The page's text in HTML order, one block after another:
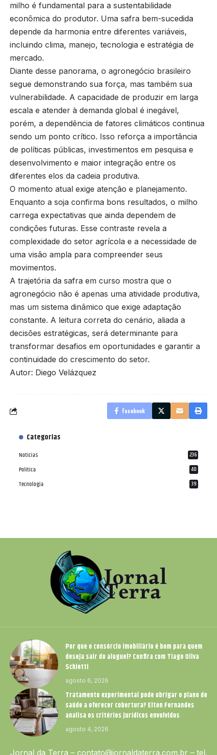
milho é fundamental para a sustentabilidade
econômica do produtor. Uma safra bem-sucedida
depende da harmonia entre diferentes variáveis,
incluindo clima, manejo, tecnologia e estratégia de
mercado.
Diante desse panorama, o agronegócio brasileiro
segue demonstrando sua força, mas também sua
vulnerabilidade. A capacidade de produzir em larga
escala e atender à demanda global é inegável,
porém, a dependência de fatores climáticos continua
sendo um ponto crítico. Isso reforça a importância
de políticas públicas, investimentos em pesquisa e
desenvolvimento e maior integração entre os
diferentes elos da cadeia produtiva.
O momento atual exige atenção e planejamento.
Enquanto a soja confirma bons resultados, o milho
carrega expectativas que ainda dependem de
condições futuras. Esse contraste revela a
complexidade do setor agrícola e a necessidade de
uma visão ampla para compreender seus
movimentos.
A trajetória da safra em curso mostra que o
agronegócio não é apenas uma atividade produtiva,
mas um sistema dinâmico que exige adaptação
constante. A leitura correta do cenário, aliada a
decisões estratégicas, será determinante para
transformar desafios em oportunidades e garantir a
continuidade do crescimento do setor.
Autor: Diego Velázquez
Facebook
Categorias
Notícias 236
Política 40
Tecnologia 39
Por que o consórcio imobiliário é bom para quem
deseja sair do aluguel? Confira com Tiago Oliva
Schietti
agosto 6, 2026
Tratamento experimental pode obrigar o plano de
saúde a oferecer cobertura? Elton Fernandes
analisa os critérios jurídicos envolvidos
agosto 4, 2026
Jornal da Terra – contato@jornaldaterra.com.br – tel.